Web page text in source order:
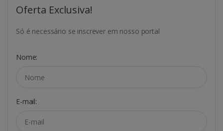
Oferta Exclusiva!
Só é necessário se inscrever em nosso portal
Nome:
E-mail: